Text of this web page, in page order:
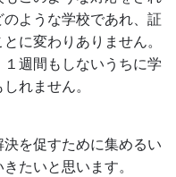
ような学校であれ、証
に変わりありません。
週間もしないうちに学
れません。
を促すために集めるい
たいと思います。